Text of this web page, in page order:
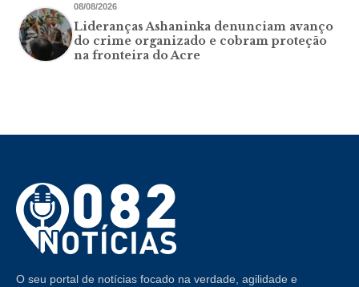
08/08/2026
Lideranças Ashaninka denunciam avanço
do crime organizado e cobram proteção
na fronteira do Acre
O seu portal de notícias focado na verdade, agilidade e